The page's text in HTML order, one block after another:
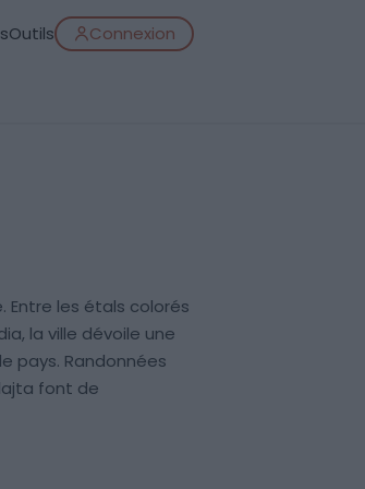
Outils Connexion
les étals colorés
la ville dévoile une
pays. Randonnées
font de